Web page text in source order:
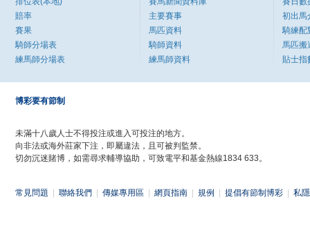
賠率
賽果
騎師分場表
練馬師分場表
主要賽事
馬匹資料
騎師資料
練馬師資料
初出馬
騎練配
馬匹搬
貼士指
博彩要有節制
未滿十八歲人士不得投注或進入可投注的地方。
向非法或海外莊家下注，即屬違法，且可被判監禁。
切勿沉迷賭博，如需尋求輔導協助，可致電平和基金熱線1834 633。
常見問題 聯絡我們 傳媒專用區 網頁指南 規例 提倡有節制博彩 私